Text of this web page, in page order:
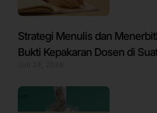
Strategi Menulis dan
Bukti Kepakaran Dosen di